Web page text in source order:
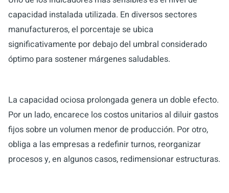
capacidad instalada utilizada. En diversos sectores
manufactureros, el porcentaje se ubica
significativamente por debajo del umbral considerado
óptimo para sostener márgenes saludables.
La capacidad ociosa prolongada genera un doble efecto.
Por un lado, encarece los costos unitarios al diluir gastos
fijos sobre un volumen menor de producción. Por otro,
obliga a las empresas a redefinir turnos, reorganizar
procesos y, en algunos casos, redimensionar estructuras.